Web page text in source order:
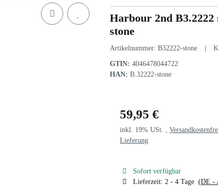
Harbour 2nd B3.2222
stone
Artikelnummer: B32222-stone
GTIN: 4046478044722
HAN: B.32222-stone
59,95 €
inkl. 19% USt. ,
Lieferung
Sofort verfügbar
Lieferzeit: 2 - 4 Tage (DE -